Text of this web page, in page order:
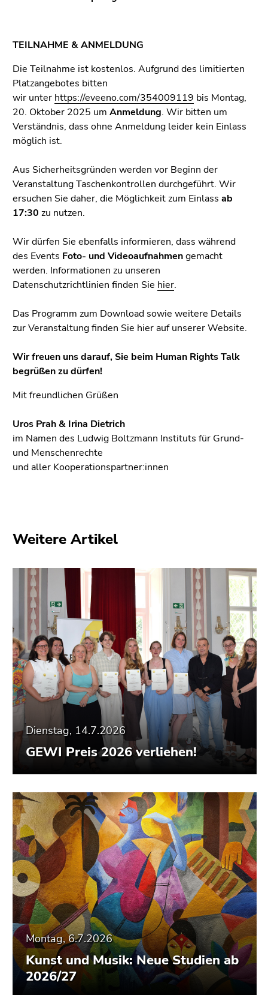
TEILNAHME & ANMELDUNG
Die Teilnahme ist kostenlos. Aufgrund des limitierten
Platzangebotes bitten
wir unter https://eveeno.com/354009119 bis Montag,
20. Oktober 2025 um Anmeldung. Wir bitten um
Verständnis, dass ohne Anmeldung leider kein Einlass
möglich ist.
Aus Sicherheitsgründen werden vor Beginn der
Veranstaltung Taschenkontrollen durchgeführt. Wir
ersuchen Sie daher, die Möglichkeit zum Einlass ab
17:30 zu nutzen.
Wir dürfen Sie ebenfalls informieren, dass während
des Events Foto- und Videoaufnahmengemacht
werden. Informationen zu unseren
Datenschutzrichtlinien finden Sie hier.
Das Programm zum Download sowie weitere Details
zur Veranstaltung finden Sie hier auf unserer Website.
Wir freuen uns darauf, Sie beim Human Rights Talk
begrüßen zu dürfen!
Mit freundlichen Grüßen
Uros Prah & Irina Dietrich
im Namen des Ludwig Boltzmann Instituts für Grund-
und Menschenrechte
und aller Kooperationspartner:innen
Weitere Artikel
Dienstag, 14.7.2026
GEWI Preis 2026 verliehen!
Montag, 6.7.2026
Kunst und Musik: Neue Studien ab
2026/27